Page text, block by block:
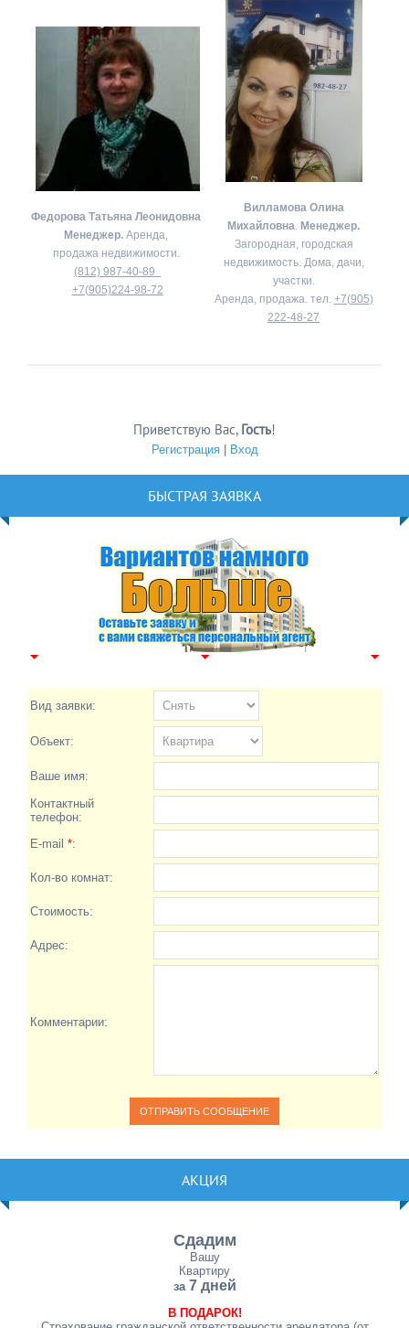
Федорова Татьяна Леонидовна
Менеджер. Аренда,
продажа недвижимости.
(812) 987-40-89
+7(905)224-98-72
Вилламова Олина
Михайловна Менеджер.
Загородная, городская
недвижимость. Дома, дачи,
участки.
Аренда, продажа. тел. +7(905)
222-48-27
Приветствую Вас, Гость!
Регистрация| Вход
БЫСТРАЯ ЗАЯВКА
Вид заявки:
Объект:
Ваше имя:
Контактный
телефон:
E-mail *:
Кол-во комнат:
Стоимость:
Адрес:
Комментарии:
АКЦИЯ
Сдадим
Вашу
Квартиру
за 7 дней
В ПОДАРОК!